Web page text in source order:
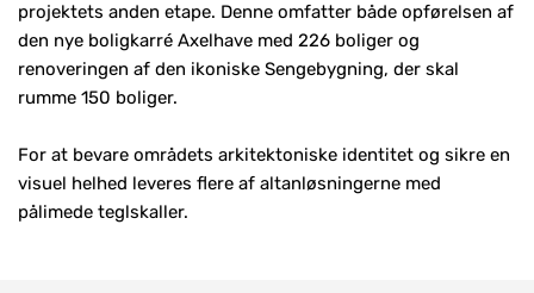
projektets anden etape. Denne omfatter både opførelsen af
den nye boligkarré Axelhave med 226 boliger og
renoveringen af den ikoniske Sengebygning, der skal
rumme 150 boliger.
For at bevare områdets arkitektoniske identitet og sikre en
visuel helhed leveres flere af altanløsningerne med
pålimede teglskaller.